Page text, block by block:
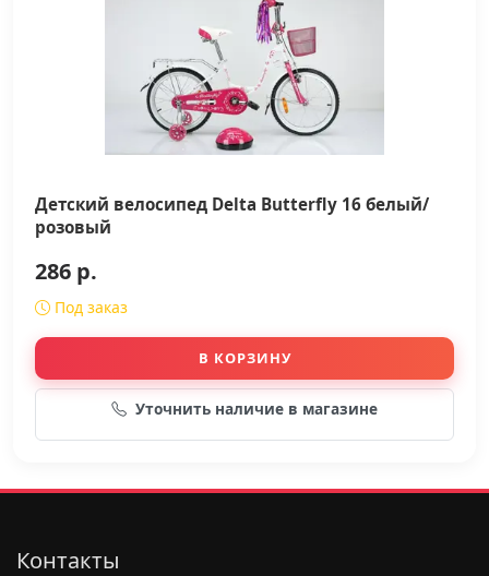
Детский велосипед Delta Butterfly 16 белый/
розовый
286 р.
Под заказ
В КОРЗИНУ
Уточнить наличие в магазине
Контакты